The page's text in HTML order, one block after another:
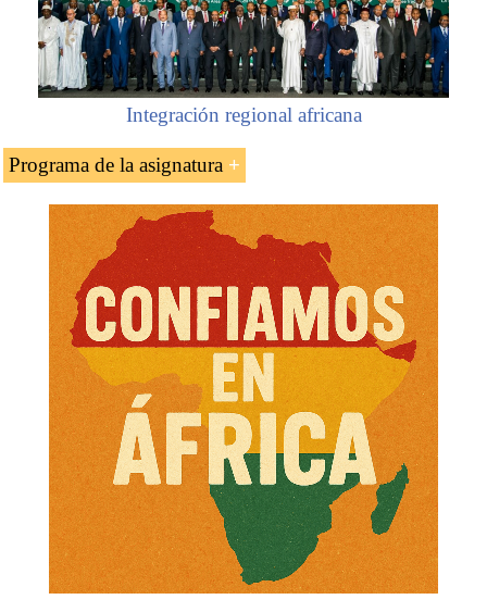
Integración regional africana
Programa de la asignatura
Esta asignatura está compuesta por dos partes:
1- Infraestructuras en África.
Programa de Desarrollo de las Infraestructuras de
África
Consorcio de Infraestructuras para África
Tendencias en las inversiones en infraestructuras
africanas
Análisis de las infraestructuras en África
Infraestructuras y crecimiento económico en África
Infraestructuras y reducción de la pobreza
Marco institucional para las infraestructuras